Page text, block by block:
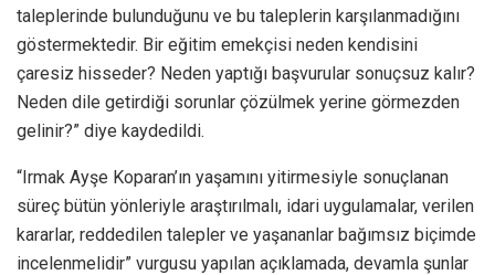
taleplerinde bulunduğunu ve bu taleplerin karşılanmadığını
göstermektedir. Bir eğitim emekçisi neden kendisini
çaresiz hisseder? Neden yaptığı başvurular sonuçsuz kalır?
Neden dile getirdiği sorunlar çözülmek yerine görmezden
gelinir?” diye kaydedildi.
“Irmak Ayşe Koparan’ın yaşamını yitirmesiyle sonuçlanan
süreç bütün yönleriyle araştırılmalı, idari uygulamalar, verilen
kararlar, reddedilen talepler ve yaşananlar bağımsız biçimde
incelenmelidir” vurgusu yapılan açıklamada, devamla şunlar